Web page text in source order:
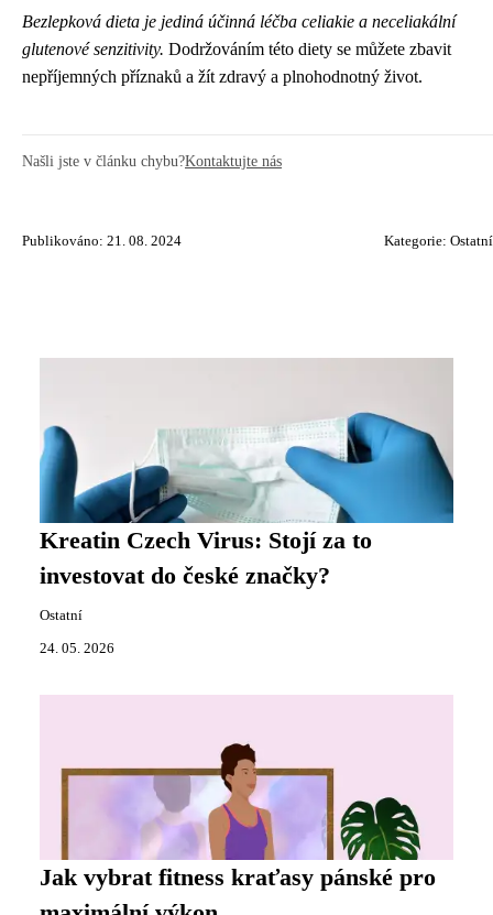
Bezlepková dieta je jediná účinná léčba celiakie a neceliakální
glutenové senzitivity. Dodržováním této diety se můžete zbavit
nepříjemných příznaků a žít zdravý a plnohodnotný život.
Našli jste v článku chybu?Kontaktujte nás
Publikováno: 21. 08. 2024 Kategorie: Ostatní
Kreatin Czech Virus: Stojí za to
investovat do české značky?
Ostatní
24. 05. 2026
Jak vybrat fitness kraťasy pánské pro